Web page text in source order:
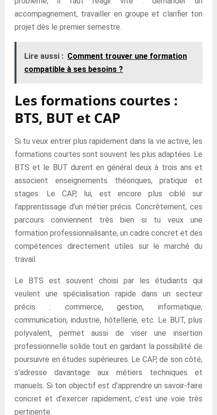
accompagnement, travailler en groupe et clarifier ton
projet dès le premier semestre.
Lire aussi : Comment trouver une formation
compatible à ses besoins ?
Les formations courtes :
BTS, BUT et CAP
Si tu veux entrer plus rapidement dans la vie active, les
formations courtes sont souvent les plus adaptées. Le
BTS et le BUT durent en général deux à trois ans et
associent enseignements théoriques, pratique et
stages. Le CAP, lui, est encore plus ciblé sur
l’apprentissage d’un métier précis. Concrètement, ces
parcours conviennent très bien si tu veux une
formation professionnalisante, un cadre concret et des
compétences directement utiles sur le marché du
travail.
Le BTS est souvent choisi par les étudiants qui
veulent une spécialisation rapide dans un secteur
précis : commerce, gestion, informatique,
communication, industrie, hôtellerie, etc. Le BUT, plus
polyvalent, permet aussi de viser une insertion
professionnelle solide tout en gardant la possibilité de
poursuivre en études supérieures. Le CAP, de son côté,
s’adresse davantage aux métiers techniques et
manuels. Si ton objectif est d’apprendre un savoir-faire
concret et d’exercer rapidement, c’est une voie très
pertinente.